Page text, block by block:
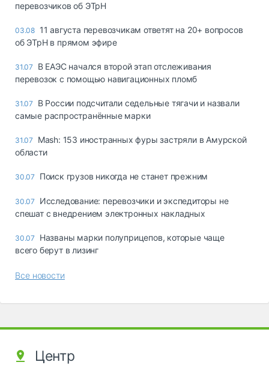
перевозчиков об ЭТрН
03.08 11 августа перевозчикам ответят на 20+ вопросов
об ЭТрН в прямом эфире
31.07
В ЕАЭС начался второй этап отслеживания
перевозок с помощью навигационных пломб
31.07
В России подсчитали седельные тягачи и назвали
самые распространённые марки
31.07
Mash: 153 иностранных фуры застряли в Амурской
области
30.07 Поиск грузов никогда не станет прежним
30.07
Исследование: перевозчики и экспедиторы не
спешат с внедрением электронных накладных
30.07
Названы марки полуприцепов, которые чаще
всего берут в лизинг
Все новости
Центр